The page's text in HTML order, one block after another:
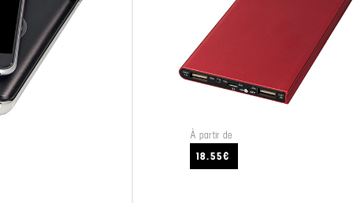
VOIR LE PRODUIT
À partir de
18.55€